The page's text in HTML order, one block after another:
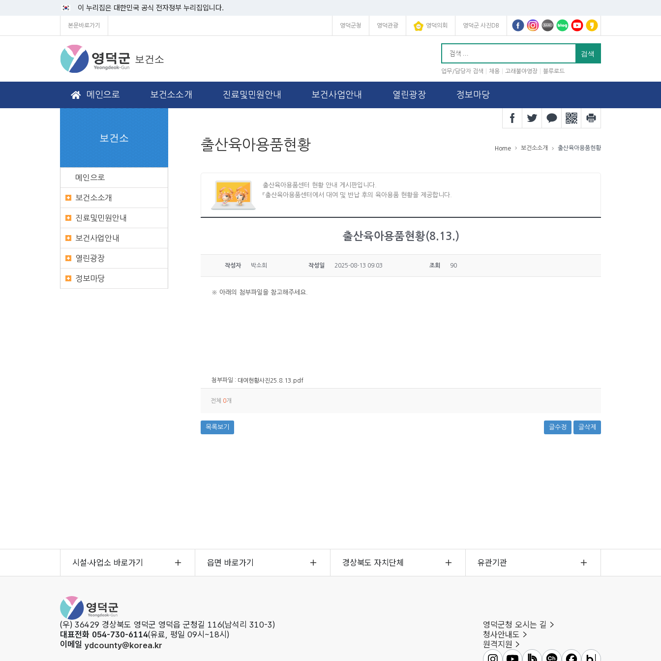
이 누리집은 대한민국 공식 전자정부 누리집입니다.
본문바로가기 영덕군청 영덕관광 영덕의회 영덕군 사진DB
보건소
업무/담당자 검색 채용 고래불야영장 블루로드
메인으로 보건소소개 진료및민원안내 보건사업안내 열린광장 정보마당
출산육아용품현황 Home 보건소소개 출산육아용품현황
출산육아용품센터 현황 안내 게시판입니다.
『출산육아용품센터에서 대여 및 반납 후의 육아용품 현황을 제공합니다.
출산육아용품현황(8.13.)
작성자 박소희 작성일 2025-08-13 09:03 조회 90
※ 아래의 첨부파일을 참고해주세요.
첨부파일 : 대여현황사진25.8.13.pdf
전체 0개
목록보기 글수정 글삭제
보건소
메인으로
보건소소개
진료및민원안내
보건사업안내
열린광장
정보마당
시설·사업소 바로가기 읍면 바로가기 경상북도 자치단체 유관기관
영
덕
군
청
(우) 36429 경상북도 영덕군 영덕읍 군청길 116(남석리 310-3)
대표전화 054-730-6114(유료, 평일 09시~18시)
이메일 ydcounty@korea.kr
영덕군청 오시는 길
청사안내도
원격지원